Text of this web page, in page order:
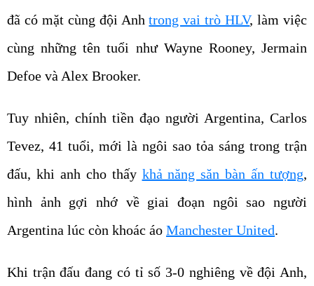
đã có mặt cùng đội Anhtrong vai trò HLV, làm việc
cùng những tên tuổi như Wayne Rooney, Jermain
Defoe và Alex Brooker.
Tuy nhiên, chính tiền đạo người Argentina, Carlos
Tevez, 41 tuổi, mới là ngôi sao tỏa sáng trong trận
đấu, khi anh cho thấy khả năng săn bàn ấn tượng,
hình ảnh gợi nhớ về giai đoạn ngôi sao người
Argentina lúc còn khoác áo Manchester United.
Khi trận đấu đang có tỉ số 3-0 nghiêng về đội Anh,